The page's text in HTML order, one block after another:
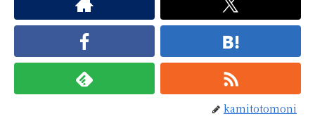
kamitotomoni